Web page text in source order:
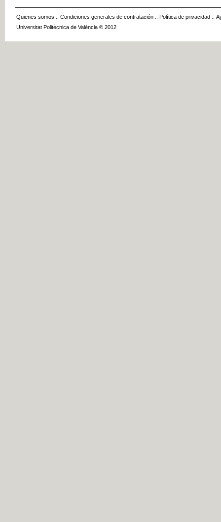
Quienes somos :: Condiciones generales de contratación :: Política de privacidad ::
Universitat Politècnica de València © 2012